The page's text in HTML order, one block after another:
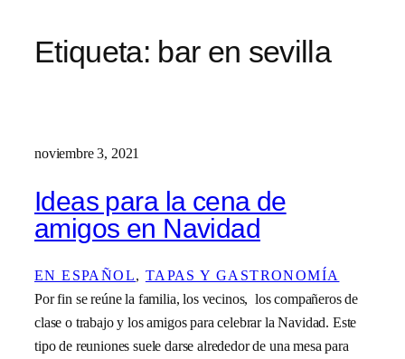
Etiqueta: bar en sevilla
noviembre 3, 2021
Ideas para la cena de
amigos en Navidad
EN ESPAÑOL, TAPAS Y GASTRONOMÍA
Por fin se reúne la familia, los vecinos, los compañeros de
clase o trabajo y los amigos para celebrar la Navidad. Este
tipo de reuniones suele darse alrededor de una mesa para